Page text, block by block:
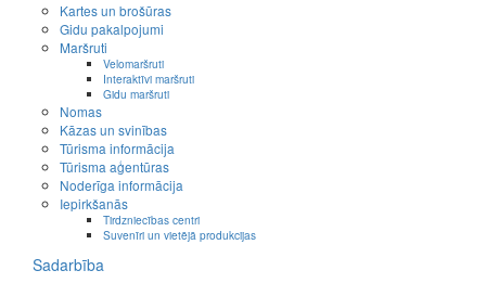
Kartes un brošūras
Gidu pakalpojumi
Maršruti
Velomaršruti
Interaktīvi maršruti
Gidu maršruti
Nomas
Kāzas un svinības
Tūrisma informācija
Tūrisma aģentūras
Noderīga informācija
Iepirkšanās
Tirdzniecības centri
Suvenīri un vietējā produkcijas
Sadarbība